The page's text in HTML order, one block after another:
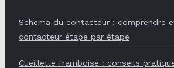
Schéma du contacteur : comprendre
contacteur étape par étape
Cueillette framboise : conseils